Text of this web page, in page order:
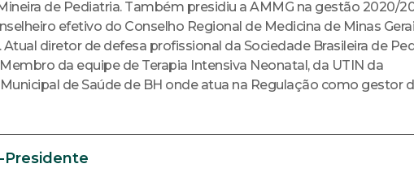
de Pediatria. Também presidiu a AMMG na gestão 2020/
efetivo do Conselho Regional de Medicina de Minas
diretor de defesa profissional da Sociedade Brasileira de
da equipe de Terapia Intensiva Neonatal, da UTIN da
de Saúde de BH onde atua na Regulação como gestor
Presidente